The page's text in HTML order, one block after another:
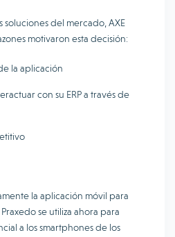
soluciones del mercado, AXE
motivaron esta decisión:
la aplicación
con su ERP a través de
la aplicación móvil para
se utiliza ahora para
a los smartphones de los